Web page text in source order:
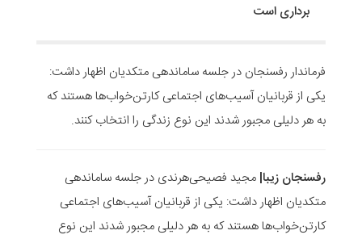
برداری است
فرماندار رفسنجان در جلسه ساماندهی متکدیان اظهار داشت:
یکی از قربانیان آسیب‌های اجتماعی کارتن‌خواب‌ها هستند که
به هر دلیلی مجبور شدند این نوع زندگی را انتخاب کنند.
رفسنجان زیبا| مجید فصیحی‌هرندی در جلسه ساماندهی
متکدیان اظهار داشت: یکی از قربانیان آسیب‌های اجتماعی
کارتن‌خواب‌ها هستند که به هر دلیلی مجبور شدند این نوع